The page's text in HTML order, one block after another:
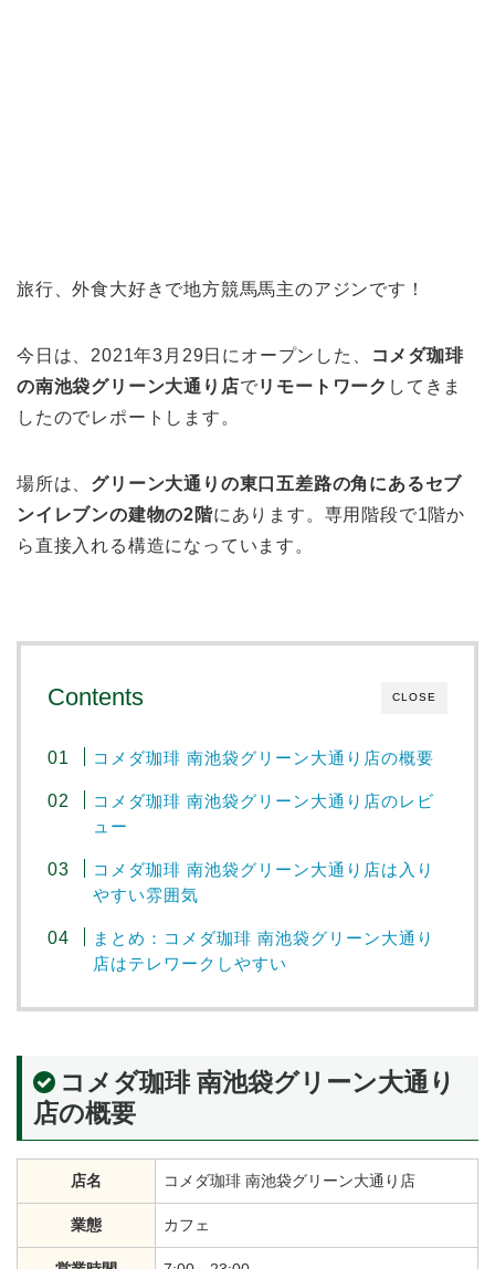
旅行、外食大好きで地方競馬馬主のアジンです！
今日は、2021年3月29日にオープンした、
コメダ珈琲
の南池袋グリーン大通り店でリモートワーク してきま
したのでレポートします。
場所は、 グリーン大通りの東口五差路の角にあるセブ
ンイレブンの建物の2階にあります。専用階段で1階か
ら直接入れる構造になっています。
CLOSE
Contents
コメダ珈琲 南池袋グリーン大通り店の概要
コメダ珈琲 南池袋グリーン大通り店のレビ
ュー
コメダ珈琲 南池袋グリーン大通り店は入り
やすい雰囲気
まとめ：コメダ珈琲 南池袋グリーン大通り
店はテレワークしやすい
コメダ珈琲 南池袋グリーン大通り
店の概要
店名 コメダ珈琲 南池袋グリーン大通り店
業態 カフェ